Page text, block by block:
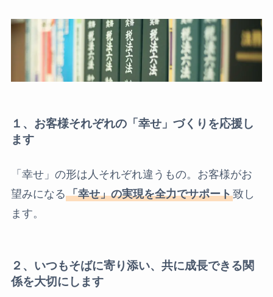
１、お客様それぞれの「幸せ」づくりを応援し
ます
「幸せ」の形は人それぞれ違うもの。お客様がお
望みになる「幸せ」の実現を全力でサポート致し
ます。
２、いつもそばに寄り添い、共に成長できる関
係を大切にします